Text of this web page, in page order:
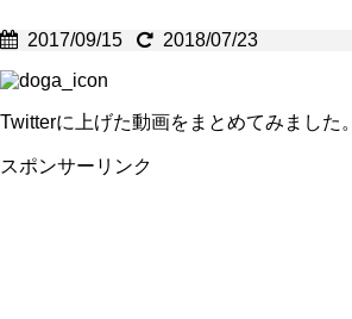
2017/09/15 2018/07/23
Twitterに上げた動画をまとめてみました。
スポンサーリンク